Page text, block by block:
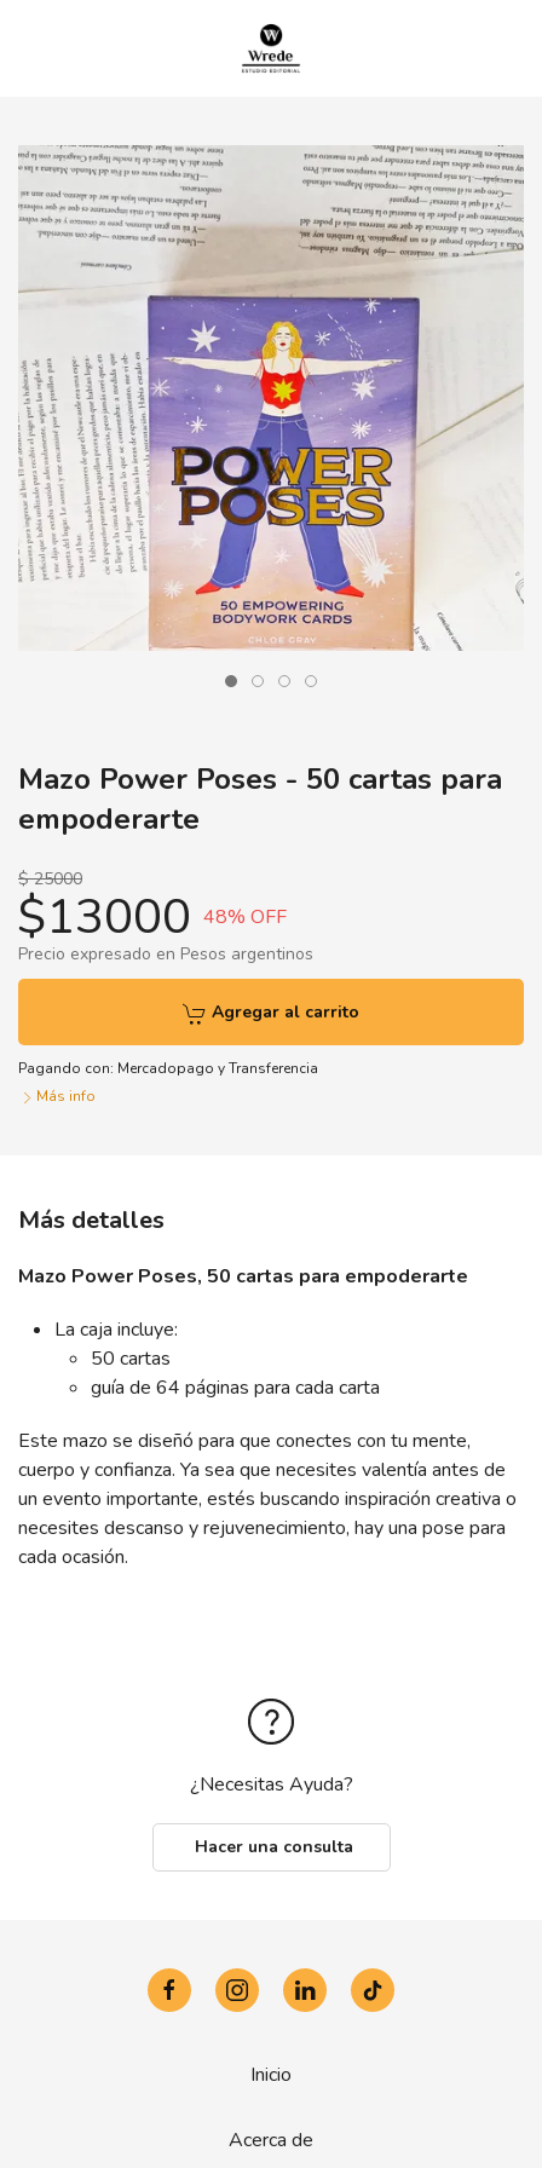
Mazo Power Poses - 50 cartas para
empoderarte
$ 25000
$13000 48% OFF
Precio expresado en Pesos argentinos
Agregar al carrito
Pagando con: Mercadopago yTransferencia
Más info
Más detalles
Mazo Power Poses, 50 cartas para empoderarte
La caja incluye:
50 cartas
guía de 64 páginas para cada carta
Este mazo se diseñó para que conectes con tu mente,
cuerpo y confianza. Ya sea que necesites valentía antes de
un evento importante, estés buscando inspiración creativa o
necesites descanso y rejuvenecimiento, hay una pose para
cada ocasión.
¿Necesitas Ayuda?
Hacer una consulta
Inicio
Acerca de